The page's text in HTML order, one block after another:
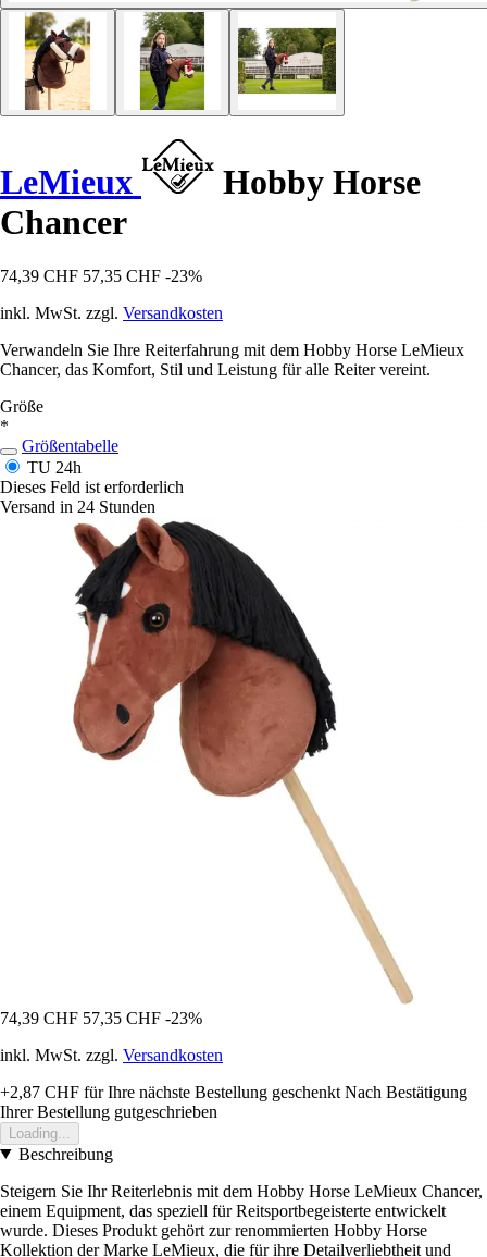
LeMieux
Hobby Horse
Chancer
74,39 CHF 57,35 CHF -23%
inkl. MwSt. zzgl. Versandkosten
Verwandeln Sie Ihre Reiterfahrung mit dem Hobby Horse LeMieux
Chancer, das Komfort, Stil und Leistung für alle Reiter vereint.
Größe
*
Größentabelle
TU 24h
Dieses Feld ist erforderlich
Versand in 24 Stunden
74,39 CHF 57,35 CHF -23%
inkl. MwSt. zzgl. Versandkosten
+2,87 CHF für Ihre nächste Bestellung geschenkt Nach Bestätigung
Ihrer Bestellung gutgeschrieben
Loading...
Beschreibung
Steigern Sie Ihr Reiterlebnis mit dem Hobby Horse LeMieux Chancer,
einem Equipment, das speziell für Reitsportbegeisterte entwickelt
wurde. Dieses Produkt gehört zur renommierten Hobby Horse
Kollektion der Marke LeMieux, die für ihre Detailverliebtheit und